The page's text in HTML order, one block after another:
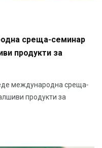
среща-семинар
продукти за
международна среща-
продукти за